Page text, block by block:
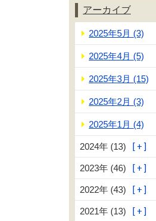
アーカイブ
2025年5月 (3)
2025年4月 (5)
2025年3月 (15)
2025年2月 (3)
2025年1月 (4)
2024年 (13)
2023年 (46)
2022年 (43)
2021年 (13)